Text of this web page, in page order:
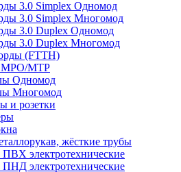
3.0 Simplex Одномод
3.0 Simplex Многомод
3.0 Duplex Одномод
3.0 Duplex Многомод
(FTTH)
MTP
Одномод
Многомод
и розетки
жёсткие трубы
электротехнические
электротехнические